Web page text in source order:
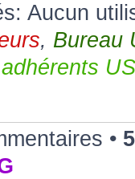
Aucun
, Bureau
adhérents
•